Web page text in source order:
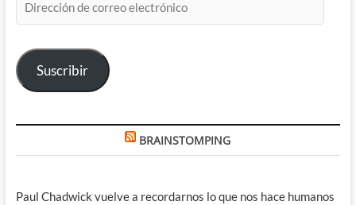
de
electrónico
Suscribir
BRAINSTOMPING
Paul Chadwick vuelve a recordarnos lo que nos hace humanos